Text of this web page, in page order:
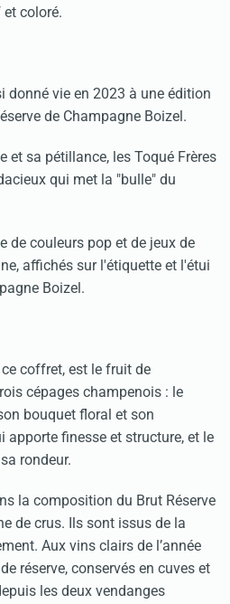
coloré.
donné vie en 2023 à une édition
de Champagne Boizel.
et sa pétillance, les Toqué Frères
qui met la "bulle" du
de couleurs pop et de jeux de
affichés sur l'étiquette et l'étui
Boizel.
coffret, est le fruit de
cépages champenois : le
bouquet floral et son
apporte finesse et structure, et le
rondeur.
la composition du Brut Réserve
de crus. Ils sont issus de la
Aux vins clairs de l’année
réserve, conservés en cuves et
les deux vendanges